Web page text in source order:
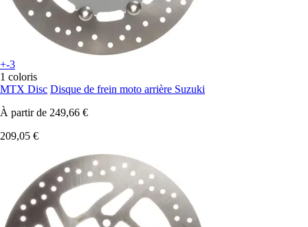
+-3
1 coloris
MTX Disc Disque de frein moto arrière Suzuki
À partir de 249,66 €
209,05 €